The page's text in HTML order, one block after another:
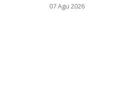
07 Agu 2026